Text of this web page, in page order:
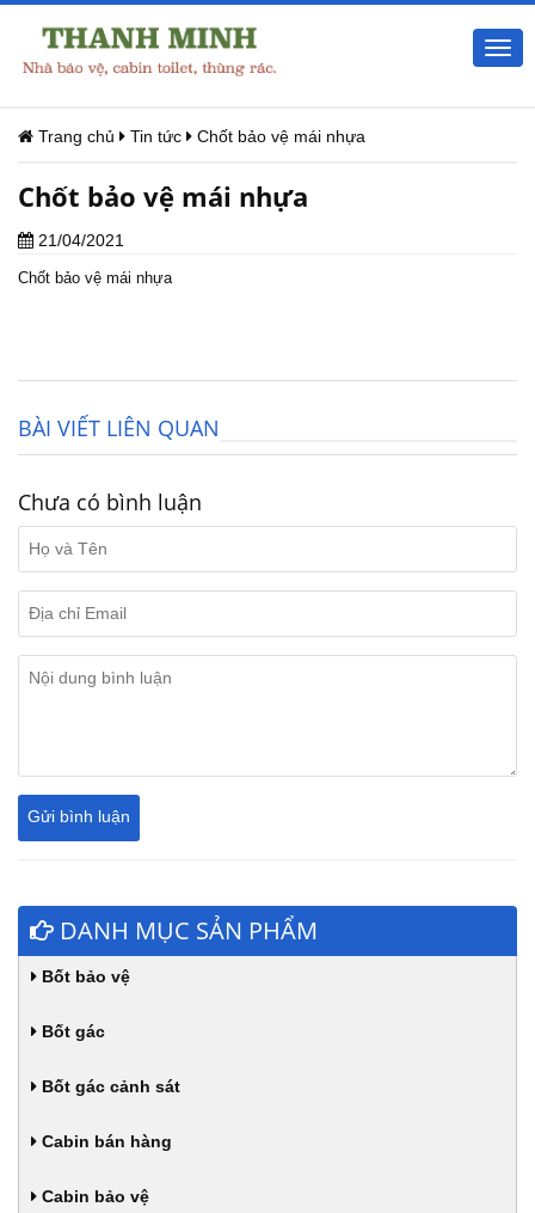
Trang chủ Tin tức Chốt bảo vệ mái nhựa
Chốt bảo vệ mái nhựa
21/04/2021
Chốt bảo vệ mái nhựa
BÀI VIẾT LIÊN QUAN
Chưa có bình luận
DANH MỤC SẢN PHẨM
Bốt bảo vệ
Bốt gác
Bốt gác cảnh sát
Cabin bán hàng
Cabin bảo vệ